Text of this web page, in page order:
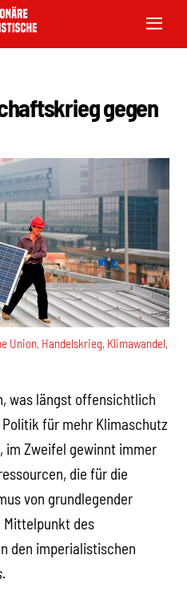
gegen
Union, Handelskrieg, Klimawandel,
was längst offensichtlich
Politik für mehr Klimaschutz
im Zweifel gewinnt immer
die für die
von grundlegender
Mittelpunkt des
den imperialistischen
.